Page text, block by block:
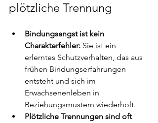
plötzliche Trennung
Bindungsangst ist kein
Charakterfehler: Sie ist ein
erlerntes Schutzverhalten, das aus
frühen Bindungserfahrungen
entsteht und sich im
Erwachsenenleben in
Beziehungsmustern wiederholt.
Plötzliche Trennungen sind oft